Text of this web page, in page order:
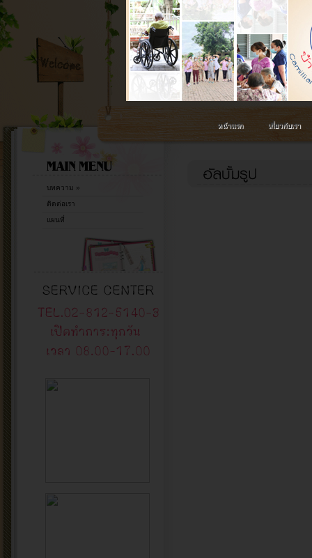
หน้าแรก เกี่ยวกับเรา
บทความ »
ติดต่อเรา
แผนที่